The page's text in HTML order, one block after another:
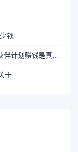
钱
中视频伙伴计划1万播放量多少钱 中视频伙伴计划赚钱是真的吗
于